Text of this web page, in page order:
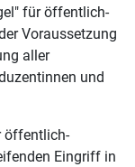
für öffentlich-
Voraussetzung
aller
und
öffentlich-
Eingriff in